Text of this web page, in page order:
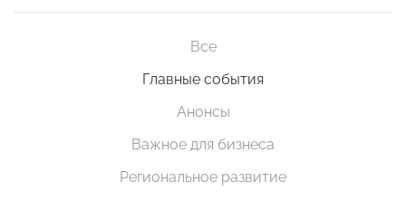
Все
Главные события
Анонсы
Важное для бизнеса
Региональное развитие